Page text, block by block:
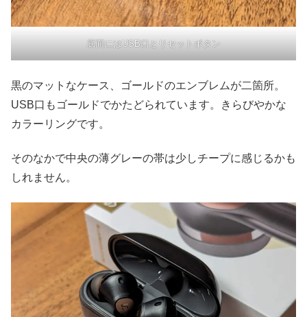
底面にはUSB口とリセットボタン
黒のマットなケース、ゴールドのエンブレムが二箇所。
USB口もゴールドでかたどられています。きらびやかな
カラーリングです。
そのなかで中央の薄グレーの帯は少しチープに感じるかも
しれません。